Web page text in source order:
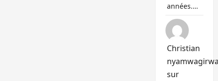
années.…
Christian
sur